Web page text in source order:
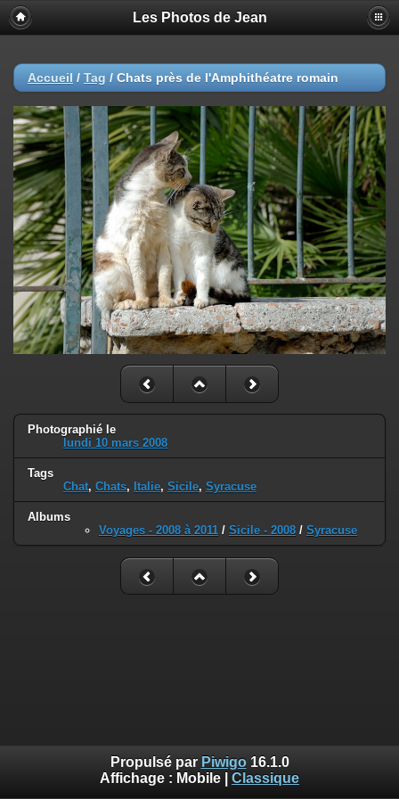
Les Photos de Jean
Accueil / Tag / Chats près de l'Amphithéatre romain
Photographié le
lundi 10 mars 2008
Tags
Chat, Chats, Italie, Sicile, Syracuse
Albums
Voyages - 2008 à 2011 / Sicile - 2008 / Syracuse
Propulsé par Piwigo16.1.0
Affichage : Mobile Classique